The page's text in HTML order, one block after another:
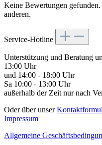
Keine Bewertungen
anderen.
Service-Hotline
Unterstützung und Beratung
13:00 Uhr
und 14:00 - 18:00 Uhr
Sa 10:00 - 13:00 Uhr
außerhalb der Zeit nur nach
Oder über unser
Impressum
Allgemeine